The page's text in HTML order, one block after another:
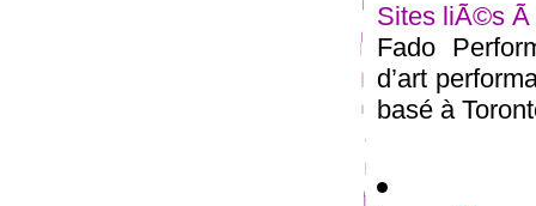
Sites liÃ©s Ã
Fado
d’art
basé à